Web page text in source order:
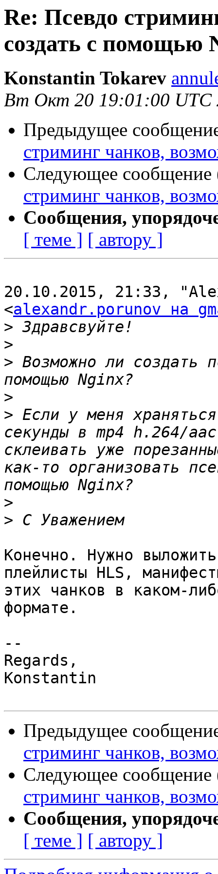
Re: Псевдо
создать с помощью
Konstantin Tokarev
Вт Окт 20 19:01:00 UTC
Предыдущее
стриминг чанков,
Следующее сообщение
стриминг чанков,
Сообщения,
[ теме ] [ автору ]
20.10.2015, 21:33,
<alexandr.porunov на
>
>
> Возможно ли создать
>
> Если у меня
секунды в mp4 h.264/
склеивать уже
как-то организовать
>
>
Конечно. Нужно
плейлисты HLS,
этих чанков в каком-
формате.
--
Regards,
Konstantin
Предыдущее
стриминг чанков,
Следующее сообщение
стриминг чанков,
Сообщения,
[ теме ] [ автору ]